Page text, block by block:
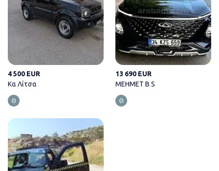
4 500 EUR
Κα Λίτσα
13 690 EUR
MEHMET B S